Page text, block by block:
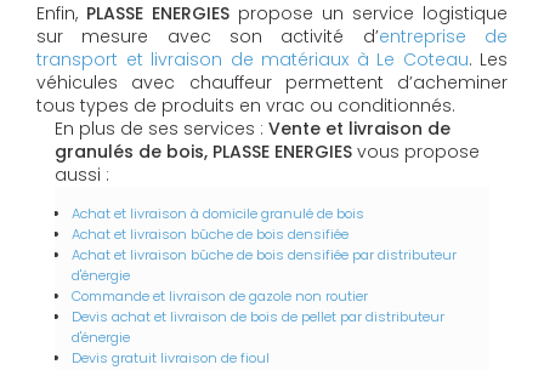
Enfin, PLASSE ENERGIES propose un service logistique
sur mesure avec son activité d’entreprise de
transport et livraison de matériaux à Le Coteau. Les
véhicules avec chauffeur permettent d’acheminer
tous types de produits en vrac ou conditionnés.
En plus de ses services : Vente et livraison de
granulés de bois, PLASSE ENERGIES vous propose
aussi :
Achat et livraison à domicile granulé de bois
Achat et livraison bûche de bois densifiée
Achat et livraison bûche de bois densifiée par distributeur
d'énergie
Commande et livraison de gazole non routier
Devis achat et livraison de bois de pellet par distributeur
d'énergie
Devis gratuit livraison de fioul